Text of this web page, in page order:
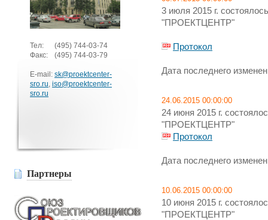
Тел: (495) 744-03-74
Факс:
(495) 744-03-79
E-mail: sk@proektcenter-
sro.ru, iso@proektcenter-
sro.ru
Партнеры
3 июля 2015 г.
"ПРОЕКТЦЕНТР"
Протокол
Дата последнего
24.06.2015 00:00:00
24 июня 2015 г.
"ПРОЕКТЦЕНТР"
Протокол
Дата последнего
10.06.2015 00:00:00
10 июня 2015 г.
"ПРОЕКТЦЕНТР"